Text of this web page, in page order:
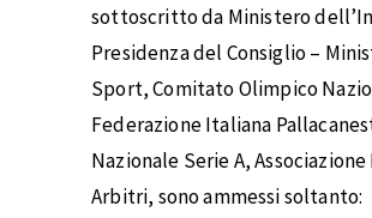
sottoscritto da Ministero
Presidenza del Consiglio –
Sport, Comitato Olimpico
Federazione Italiana
Nazionale Serie A,
Arbitri, sono ammessi soltanto: